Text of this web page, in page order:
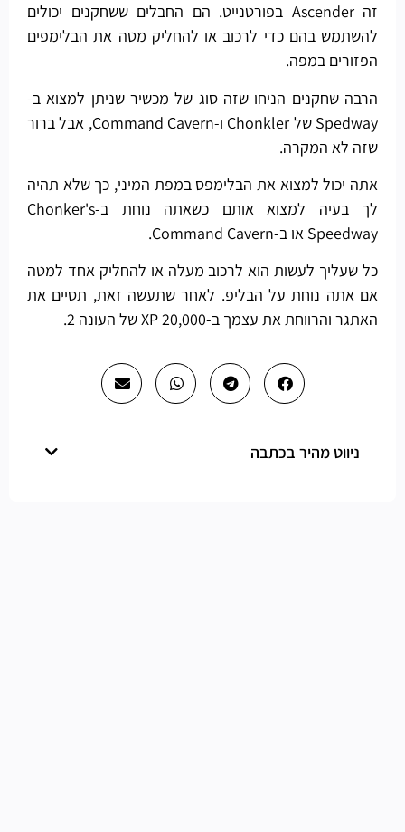
זה Ascender בפורטנייט. הם החבלים ששחקנים יכולים
להשתמש בהם כדי לרכוב או להחליק מטה את הבלימפים
הפזורים במפה.
הרבה שחקנים הניחו שזה סוג של מכשיר שניתן למצוא ב-
Spedway של Chonkler ו-Command Cavern, אבל ברור
שזה לא המקרה.
אתה יכול למצוא את הבלימפס במפת המיני, כך שלא תהיה
לך בעיה למצוא אותם כשאתה נוחת ב-Chonker's
Speedway או ב-Command Cavern.
כל שעליך לעשות הוא לרכוב מעלה או להחליק אחד למטה
אם אתה נוחת על הבליפ. לאחר שתעשה זאת, תסיים את
האתגר והרווחת את עצמך ב-20,000 XP של העונה 2.
ניווט מהיר בכתבה